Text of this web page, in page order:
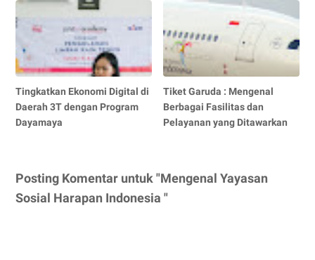
Tingkatkan Ekonomi Digital di
Daerah 3T dengan Program
Dayamaya
Tiket Garuda : Mengenal
Berbagai Fasilitas dan
Pelayanan yang Ditawarkan
Posting Komentar untuk "Mengenal Yayasan
Sosial Harapan Indonesia "